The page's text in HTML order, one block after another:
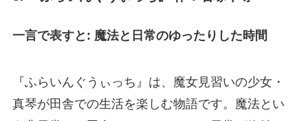
一言で表すと: 魔法と日常のゆったりした時間
『ふらいんぐうぃっち』は、魔女見習いの少女・
真琴が田舎での生活を楽しむ物語です。魔法とい